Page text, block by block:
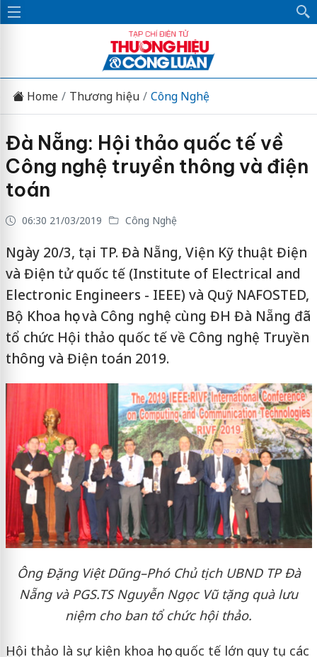
Home Thương hiệu Công Nghệ
Đà Nẵng: Hội thảo quốc tế về
Công nghệ truyền thông và điện
toán
06:30 21/03/2019 Công Nghệ
Ngày 20/3, tại TP. Đà Nẵng, Viện Kỹ thuật Điện
và Điện tử quốc tế (Institute of Electrical and
Electronic Engineers - IEEE) và Quỹ NAFOSTED,
Bộ Khoa học và Công nghệ cùng ĐH Đà Nẵng đã
tổ chức Hội thảo quốc tế về Công nghệ Truyền
thông và Điện toán 2019.
Ông Đặng Việt Dũng–Phó Chủ tịch UBND TP Đà
Nẵng và PGS.TS Nguyễn Ngọc Vũ tặng quà lưu
niệm cho ban tổ chức hội thảo.
Hội thảo là sự kiện khoa học quốc tế lớn quy tụ các